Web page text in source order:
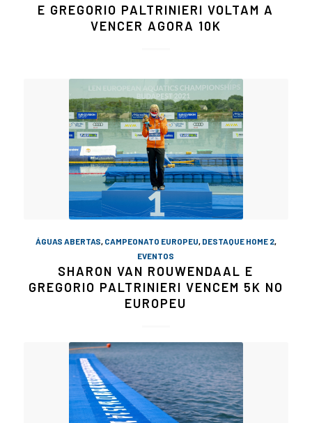
E GREGORIO PALTRINIERI VOLTAM A
VENCER AGORA 10K
ÁGUAS ABERTAS, CAMPEONATO EUROPEU, DESTAQUE HOME 2,
EVENTOS
SHARON VAN ROUWENDAAL E
GREGORIO PALTRINIERI VENCEM 5K NO
EUROPEU